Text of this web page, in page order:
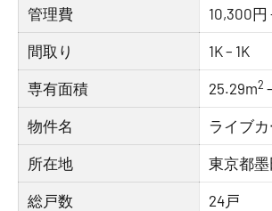
管理費 10,300円
間取り 1K – 1K
専有面積 25.29m2
物件名 ライブ
所在地 東京都墨
総戸数 24戸